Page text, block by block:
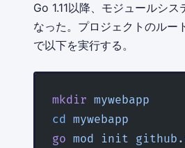
Go 1.11以降、モジュールシス
なった。プロジェクトのルー
で以下を実行する。
mkdir mywebapp
cd mywebapp
go mod init